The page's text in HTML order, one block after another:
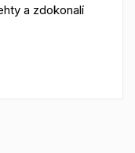
a zdokonalí